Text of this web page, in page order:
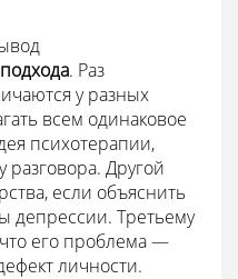
. Раз
у разных
всем одинаковое
психотерапии,
разговора. Другой
если объяснить
депрессии. Третьему
его проблема —
личности.